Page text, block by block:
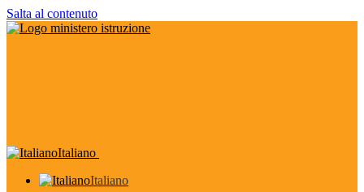
Salta al contenuto
Italiano
Italiano